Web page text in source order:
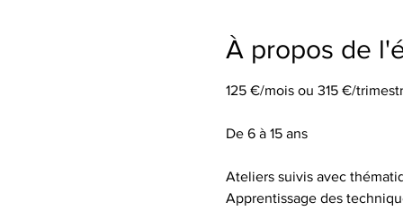
À propos de
125 €/mois ou 315 €/
De 6 à 15 ans
Ateliers suivis avec
Apprentissage des